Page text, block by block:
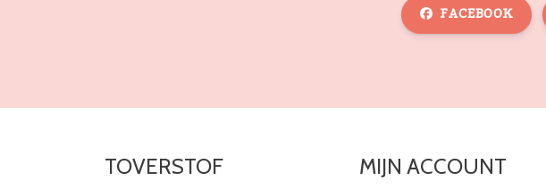
FACEBOOK
TOVERSTOF MIJN ACCOUNT